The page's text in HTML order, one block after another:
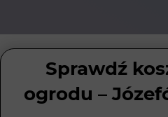
Sprawdź
ogrodu –